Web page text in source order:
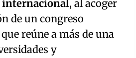
, al acoger
de un congreso
reúne a más de una
y